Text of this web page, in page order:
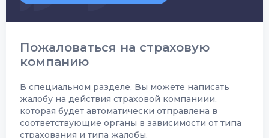
Пожаловаться на страховую
компанию
В специальном разделе, Вы можете написать
жалобу на действия страховой компаниии,
которая будет автоматически отправлена в
соответствующие органы в зависимости от типа
страхования и типа жалобы.